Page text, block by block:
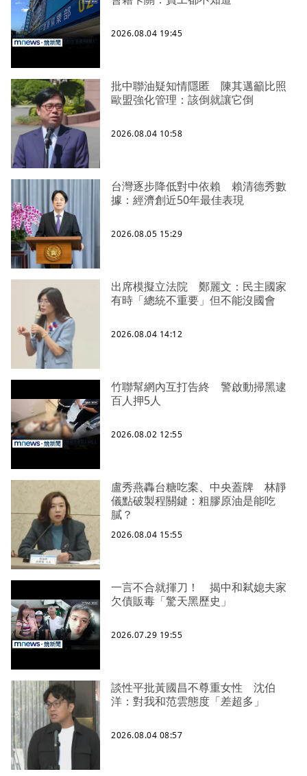
2026.08.04 19:45
批中聯油疑知情隱匿 陳其邁籲比照
歐盟強化管理：該倒就讓它倒
2026.08.04 10:58
台灣逐步降低對中依賴 賴清德秀數
據：經濟創近50年最佳表現
2026.08.05 15:29
出席模擬立法院 鄭麗文：民主國家
有時「總統不重要」但不能沒國會
2026.08.04 14:12
竹聯幫網內互打告終 警啟動掃黑逮
百人押5人
2026.08.02 12:55
盧秀燕轟台糖吃案、中央蓋牌 林靜
儀點破製程關鍵：粗膠原油是能吃
膩？
2026.08.04 15:55
一言不合就揮刀！ 揭中和弒媳夫家
欠債販毒「驚天黑歷史」
2026.07.29 19:55
談性平批黃國昌不尊重女性 沈伯
洋：對我和范雲態度「差超多」
2026.08.04 08:57